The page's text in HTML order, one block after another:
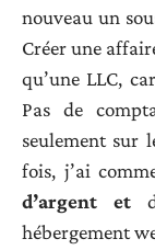
nouveau un
Créer une
qu’une LLC,
Pas de
seulement sur
fois, j’ai
d’argent et
hébergement